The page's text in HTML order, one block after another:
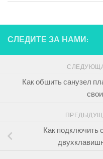
СЛЕДИТЕ ЗА НАМИ:
Как обшить санузел
Как подключить